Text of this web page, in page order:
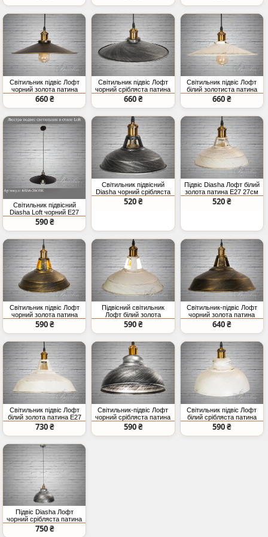
Світильник підвіс Лофт
чорний золота патина
E27 36 см
660 ₴
Світильник підвіс Лофт
чорний срібляста патина
E27
660 ₴
Світильник підвіс Лофт
білий золотиста патина
36см E27
660 ₴
Світильник підвісний
Diasha Loft чорний E27
590 ₴
Світильник підвісний
Diasha чорний срібляста
патина
520 ₴
Підвіс Diasha Лофт білий
золота патина E27 27см
520 ₴
Світильник підвіс Лофт
чорний золота патина
для лампи Едісона
регульована висота
590 ₴
Підвісний світильник
Лофт білий золота
патина регульована
висота під лампу
Едісона
590 ₴
Світильник-підвіс Лофт
чорний золота патина
E27 39 см
640 ₴
Світильник підвіс Лофт
білий золота патина E27
39 см
730 ₴
Світильник-підвіс Лофт
чорний срібляста патина
E27
590 ₴
Світильник підвіс Лофт
білий срібляста патина
E27 36см
590 ₴
Підвіс Diasha Лофт
чорний срібляста патина
36 см E27
750 ₴